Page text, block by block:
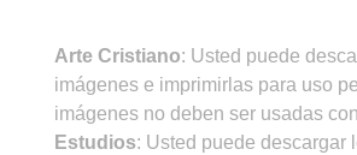
Arte Cristiano: Usted puede
imágenes e imprimirlas para uso
imágenes no deben ser usadas
Estudios: Usted puede descargar